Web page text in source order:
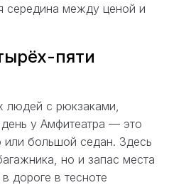
середина между ценой и
пяти
людей с рюкзаками,
у Амфитеатра — это
или большой седан. Здесь
но и запас места
дороге в тесноте